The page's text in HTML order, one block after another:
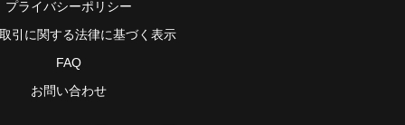
プライバシーポリシー
引に関する法律に基づく表示
FAQ
お問い合わせ